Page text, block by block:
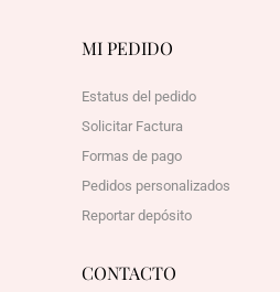
MI PEDIDO
Estatus del pedido
Solicitar Factura
Formas de pago
Pedidos personalizados
Reportar depósito
CONTACTO